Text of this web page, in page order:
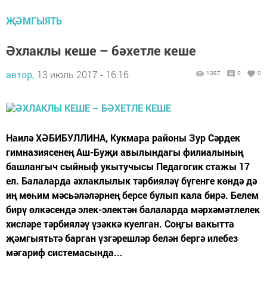
ҖӘМГЫЯТЬ
Әхлаклы кеше – бәхетле кеше
автор, 13 июль 2017 - 16:16 1387 0 0
Наилә ХӘБИБУЛЛИНА, Кукмара районы Зур Сәрдек
гимназиясенең Аш-Буҗи авылындагы филиалының
башлангыч сыйныф укытучысы Педагогик стажы 17
ел. Балаларда әхлаклылык тәрбияләү бүгенге көндә дә
иң мөһим мәсьәләләрнең берсе булып кала бирә. Белем
бирү өлкәсендә элек-электән балаларда мәрхәмәтлелек
хисләре тәрбияләү үзәккә куелган. Соңгы вакытта
җәмгыятьтә барган үзгәрешләр белән бергә илебез
мәгариф системасында...